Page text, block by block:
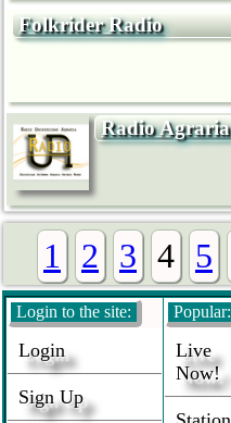
Folkrider Radio
Radio
1 2 3 4 5
Login to the site:
Login
Sign Up
Popular:
Live
Now!